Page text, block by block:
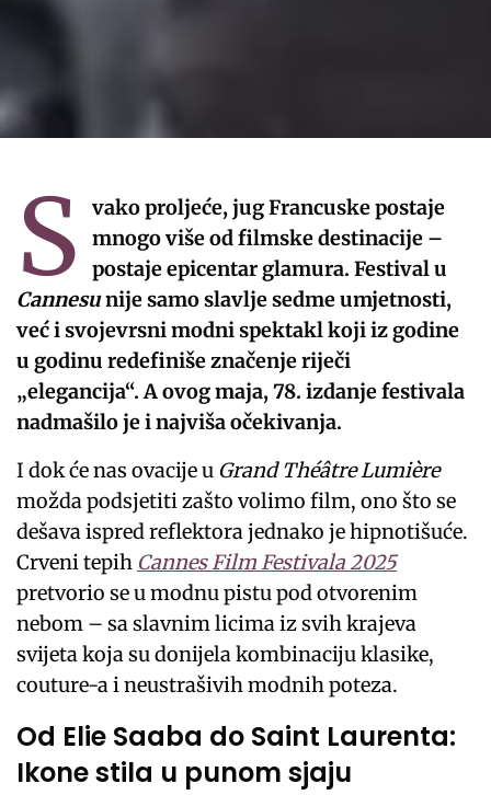
S
vako proljeće, jug Francuske postaje
mnogo više od filmske destinacije –
postaje epicentar glamura. Festival u
Cannesunije samo slavlje sedme umjetnosti,
već i svojevrsni modni spektakl koji iz godine
u godinu redefiniše značenje riječi
„elegancija“. A ovog maja, 78. izdanje festivala
nadmašilo je i najviša očekivanja.
I dok će nas ovacije u Grand Théâtre Lumière
možda podsjetiti zašto volimo film, ono što se
dešava ispred reflektora jednako je hipnotišuće.
Crveni tepih Cannes Film Festivala 2025
pretvorio se u modnu pistu pod otvorenim
nebom – sa slavnim licima iz svih krajeva
svijeta koja su donijela kombinaciju klasike,
couture-a i neustrašivih modnih poteza.
Od Elie Saaba do Saint Laurenta:
Ikone stila u punom sjaju